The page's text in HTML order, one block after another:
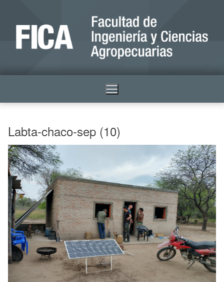
Labta-chaco-sep (10)